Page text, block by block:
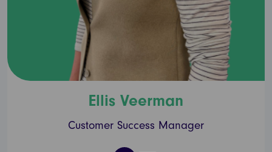
Ellis Veerman
Customer Success Manager